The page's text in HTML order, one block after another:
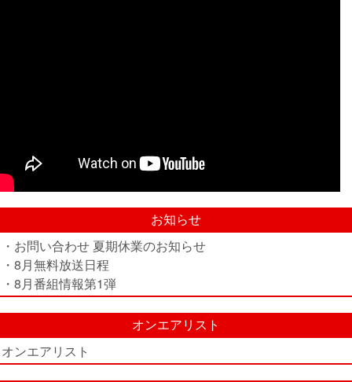
お知らせ
・お問い合わせ 夏期休業のお知らせ
・8月無料放送日程
・8月番組情報第1弾
オンエアリスト
オンエアリスト